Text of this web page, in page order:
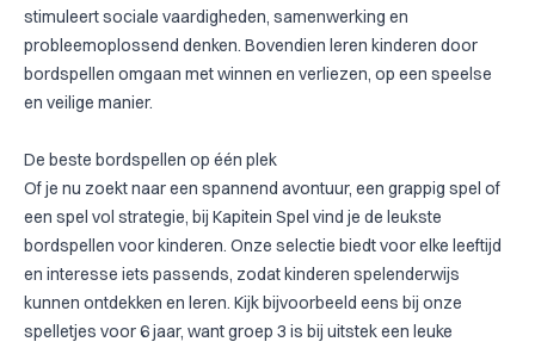
stimuleert sociale vaardigheden, samenwerking en
probleemoplossend denken. Bovendien leren kinderen door
bordspellen omgaan met winnen en verliezen, op een speelse
en veilige manier.
De beste bordspellen op één plek
Of je nu zoekt naar een spannend avontuur, een grappig spel of
een spel vol strategie, bij Kapitein Spel vind je de leukste
bordspellen voor kinderen. Onze selectie biedt voor elke leeftijd
en interesse iets passends, zodat kinderen spelenderwijs
kunnen ontdekken en leren. Kijk bijvoorbeeld eens bij onze
spelletjes voor 6 jaar, want groep 3 is bij uitstek een leuke